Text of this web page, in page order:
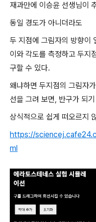
재과만에 이승윤 선생님이
동일 경도가 아니더라도
두 지점에 그림자의 방향이
이와 각도를 측정하고 두지
구할 수 있다.
왜냐하면 두지점의 그림자
선을 그려 보면, 반구가 되
상식적으로 쉽게 떠오르지
https://
ml